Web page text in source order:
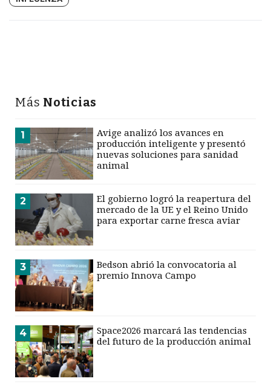
Más Noticias
1
Avige analizó los avances en
producción inteligente y presentó
nuevas soluciones para sanidad
animal
2
El gobierno logró la reapertura del
mercado de la UE y el Reino Unido
para exportar carne fresca aviar
3
Bedson abrió la convocatoria al
premio Innova Campo
4
Space2026 marcará las tendencias
del futuro de la producción animal